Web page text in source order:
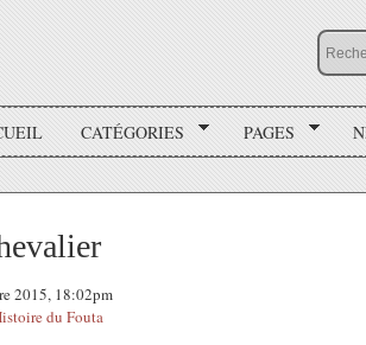
CATÉGORIES PAGES
2015, 18:02pm
du Fouta